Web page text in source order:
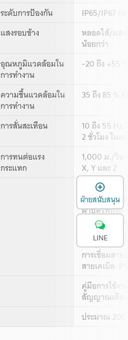
ระดับการป้องกัน
IP65/IP67
แสงรอบข้าง
หลอดไส้/แส
น้อยกว่า
อุณหภูมิแวดล้อมใน
การทำงาน
-20 ถึง +55
ความชื้นแวดล้อมใน
การทำงาน
35 ถึง 85 %
การสั่นสะเทือน 10 ถึง 55
2 ชั่วโมง ใน
การทนต่อแรง
กระแทก
1,000 ม./วิน
X, Y และ Z
วัสดุหุ้ม: สัง
โครเมียมนิเกิ
ฝาปิดไฟแสด
ฝาปิดเลนส์
(ข้อมูลจำเพ
ข่วน)
การเชื่อมสาย
สายเคเบิล:
คู่มือการใช้งา
สัญญาณเตือน
ประมาณ 200
ฝ่ายสนับสนุน
LINE